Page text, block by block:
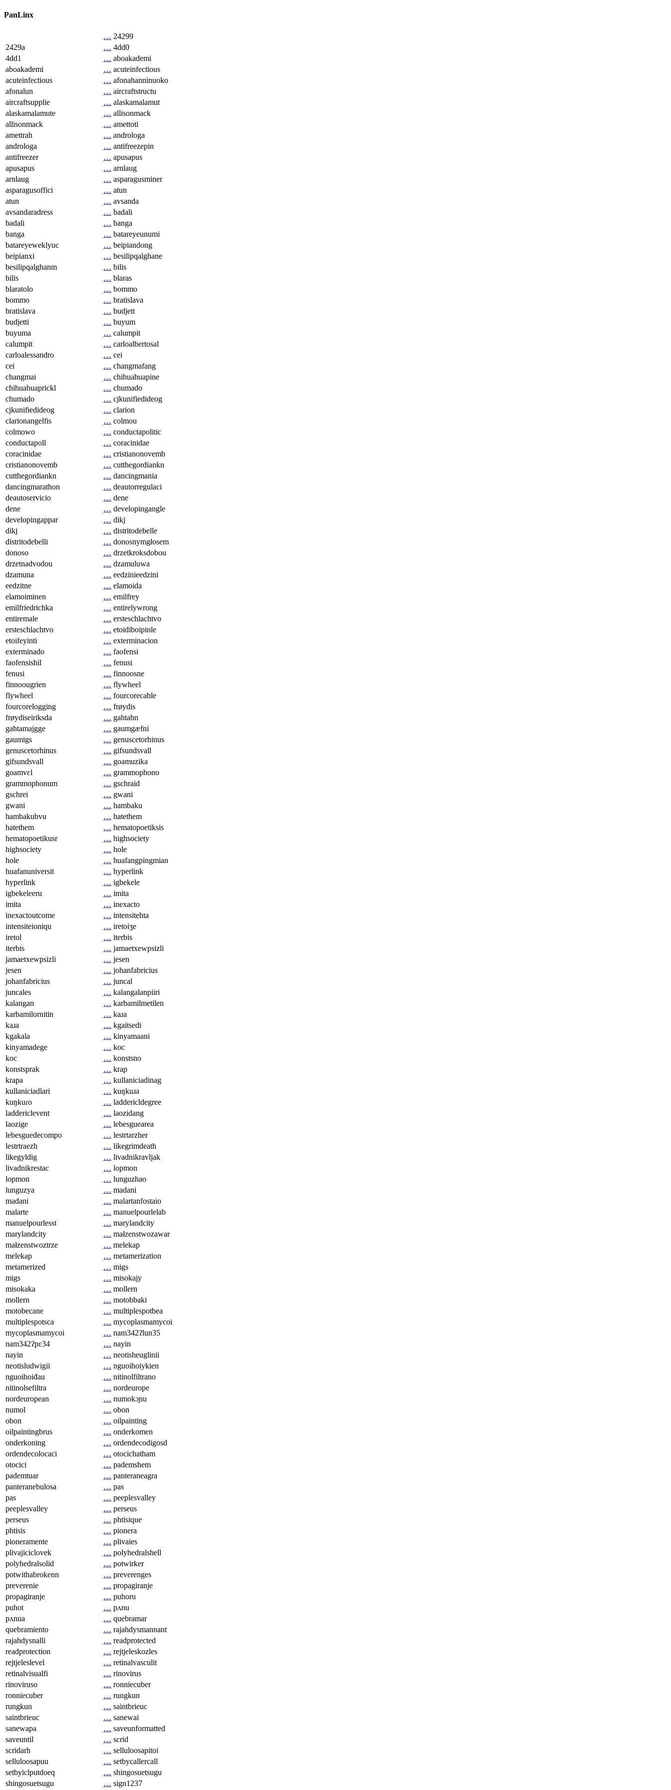
PanLinx
… 24299
2429a
… 4dd0
4dd1
… aboakademi
aboakademi
… acuteinfectious
acuteinfectious
… afonahanninuoko
afonalun
… aircraftstructu
aircraftsupplie
… alaskamalamut
alaskamalamute
… allisonmack
allisonmack
… amettoti
amettrah
… androloga
androloga
… antifreezepin
antifreezer
… apusapus
apusapus
… arnlaug
arnlaug
… asparagusminer
asparagusoffici
… atun
atun
… avsanda
avsandaradress
… badali
badali
… banga
banga
… batareyeunumi
batareyeweklyuc
… beipiandong
beipianxi
… besilipqalghane
besilipqalghanm
… bilis
bilis
… blaras
blaratolo
… bommo
bommo
… bratislava
bratislava
… budjett
budjetti
… buyum
buyuma
… calumpit
calumpit
… carloalbertosal
carloalessandro
… cei
cei
… changmafang
changmai
… chihuahuapine
chihuahuaprickl
… chumado
chumado
… cjkunifiedideog
cjkunifiedideog
… clarion
clarionangelfis
… colmou
colmowo
… conductapolitic
conductapoll
… coracinidae
coracinidae
… cristianonovemb
cristianonovemb
… cutthegordiankn
cutthegordiankn
… dancingmania
dancingmarathon
… deautorregulaci
deautoservicio
… dene
dene
… developingangle
developingappar
… dikj
dikj
… distritodebelle
distritodebelli
… donosnymgłosem
donoso
… drzetkroksdobou
drzetnadvodou
… dzamuluwa
dzamuna
… eedzinieedzini
eedzitne
… elamoida
elamoiminen
… emilfrey
emilfriedrichka
… entirelywrong
entiremale
… ersteschlachtvo
ersteschlachtvo
… etoidiboipinle
etoifeyinti
… exterminacion
exterminado
… faofensi
faofensishil
… fenusi
fenusi
… finnoosne
finnoougrien
… flywheel
flywheel
… fourcorecable
fourcorelogging
… frøydis
frøydiseiriksda
… gahtahn
gahtamajgge
… gaumgæfni
gaumigs
… genuscetorhinus
genuscetorhinus
… gifsundsvall
gifsundsvall
… goamuzika
goamvɛl
… grammophono
grammophonum
… gschraid
gschrei
… gwani
gwani
… hambaku
hambakubvu
… hatethem
hatethem
… hematopoetiksis
hematopoetikusr
… highsociety
highsociety
… hole
hole
… huafangpingmian
huafanuniversit
… hyperlink
hyperlink
… igbekele
igbekeleeru
… imita
imita
… inexacto
inexactoutcome
… intensitehta
intensiteioniqu
… iretoiʒe
iretol
… iterbis
iterbis
… jamaetxewpsizli
jamaetxewpsizli
… jesen
jesen
… johanfabricius
johanfabricius
… juncal
juncales
… kalangalanpiiri
kalangan
… karbamilmetilen
karbamilornitin
… kaɹa
kaɹa
… kgaitsedi
kgakala
… kinyamaani
kinyamadege
… koc
koc
… konstsno
konstsprak
… krap
krapa
… kullaniciadinag
kullaniciadlari
… kuŋkuɹa
kuŋkuɾo
… laddericldegree
laddericlevent
… laozidang
laozige
… lebesguearea
lebesguedecompo
… lestrtarzher
lestrtraezh
… likegrimdeath
likegyldig
… livadnikravljak
livadnikrestac
… lopmon
lopmon
… lunguzhao
lunguzya
… madani
madani
… malartanfostaio
malarte
… manuelpourlelab
manuelpourlesst
… marylandcity
marylandcity
… małzenstwozawar
małzenstwoztrze
… melekap
melekap
… metamerization
metamerized
… migs
migs
… misokajy
misokaka
… mollern
mollern
… motobbaki
motobecane
… multiplespotbea
multiplespotsca
… mycoplasmamycoi
mycoplasmamycoi
… nam342ʔlun35
nam342ʔpɛ34
… nayin
nayin
… neotisheuglinii
neotisludwigii
… nguoihoiykien
nguoihoiđau
… nitinolfiltrano
nitinolsefiltra
… nordeurope
nordeuropean
… numokɔɲu
numol
… obon
obon
… oilpainting
oilpaintingbrus
… onderkomen
onderkoning
… ordendecodigosd
ordendecolocaci
… otocichatham
otocici
… pademshem
pademtuar
… panteraneagra
panteranebulosa
… pas
pas
… peeplesvalley
peeplesvalley
… perseus
perseus
… phtisique
phtisis
… pionera
pioneramente
… plivaies
plivajiciclovek
… polyhedralshell
polyhedralsolid
… potwirker
potwithabrokenn
… preverenges
preverenie
… propagiranje
propagiranje
… puhoru
puhot
… pʌnu
pʌnua
… quebramar
quebramiento
… rajahdysmannant
rajahdysnalli
… readprotected
readprotection
… rejtjeleskozles
rejtjeleslevel
… retinalvasculit
retinalvisualfi
… rinovirus
rinoviruso
… ronniecuber
ronniecuber
… rungkun
rungkun
… saintbrieuc
saintbrieuc
… sanewai
sanewapa
… saveunformatted
saveuntil
… scrid
scridarh
… selluloosapitoi
selluloosapuu
… setbycallercall
setbyiclputdoeq
… shingosuetsugu
shingosuetsugu
… sign1237